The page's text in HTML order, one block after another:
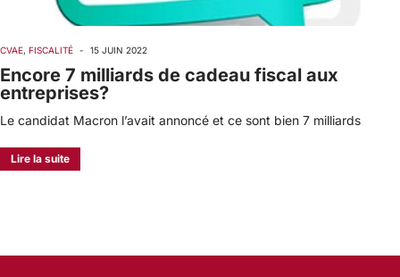
CVAE, FISCALITÉ - 15 JUIN 2022
Encore 7 milliards de cadeau fiscal aux
entreprises?
Le candidat Macron l’avait annoncé et ce sont bien 7 milliards
Lire la suite